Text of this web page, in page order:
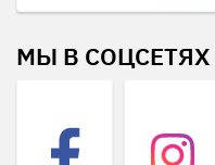
МЫ В СОЦСЕТЯХ